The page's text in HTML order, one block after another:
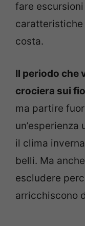
fare
caratteristiche
costa.
Il periodo che
crociera sui
ma partire
il clima
belli. Ma
escludere
arricchiscono